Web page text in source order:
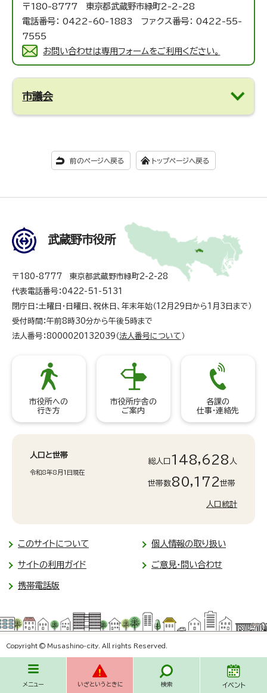
〒180-8777 東京都武蔵野市緑町2-2-28
電話番号： 0422-60-1883 ファクス番号： 0422-55-
7555
お問い合わせは専用フォームをご利用ください。
市議会
前のページへ戻る トップページへ戻る
メニュー いざというときに 検索 イベント
武蔵野市役所
〒180-8777 東京都武蔵野市緑町2-2-28
代表電話番号：0422-51-5131
閉庁日：土曜日・日曜日、祝休日、年末年始（12月29日から1月3日まで）
受付時間：午前8時30分から午後5時まで
法人番号：8000020132039（ 法人番号について ）
市役所への
行き方
市役所庁舎の
ご案内
各課の
仕事・連絡先
人口と世帯
令和8年8月1日現在
総人口 148,628 人
世帯数80,172世帯
人口統計
このサイトについて 個人情報の取り扱い
サイトの利用ガイド ご意見・問い合わせ
携帯電話版
Copyright © Musashino-city. All rights Reserved.